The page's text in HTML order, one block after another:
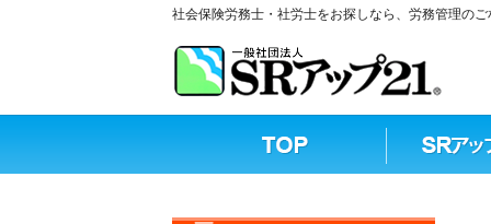
社会保険労務士・社労士をお探しなら、労務管理の